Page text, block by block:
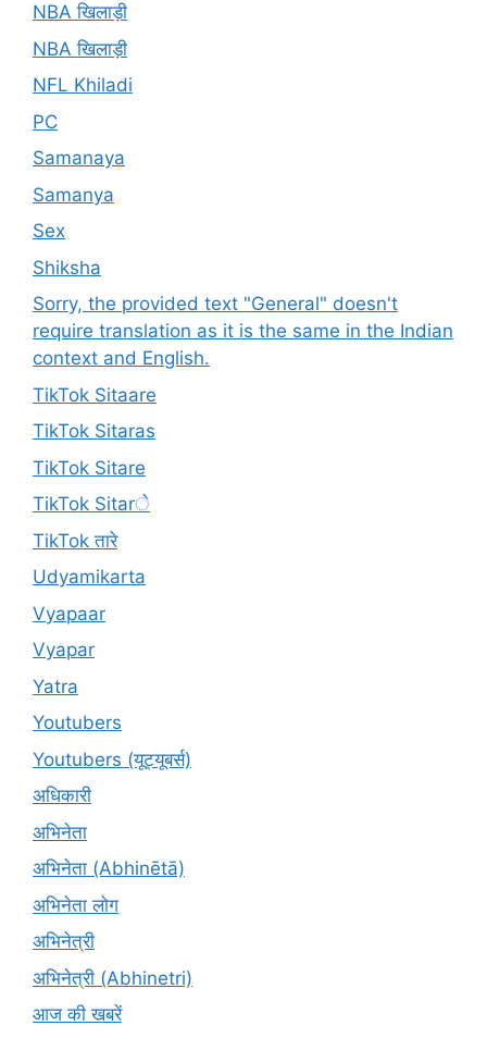
NBA खिलाड़ी
NBA खिलाड़ी
NFL Khiladi
PC
Samanaya
Samanya
Sex
Shiksha
Sorry, the provided text "General" doesn't
require translation as it is the same in the Indian
context and English.
TikTok Sitaare
TikTok Sitaras
TikTok Sitare
TikTok Sitarे
TikTok तारे
Udyamikarta
Vyapaar
Vyapar
Yatra
Youtubers
Youtubers (यूट्यूबर्स)
अधिकारी
अभिनेता
अभिनेता (Abhinētā)
अभिनेता लोग
अभिनेत्री
अभिनेत्री (Abhinetri)
आज की खबरें